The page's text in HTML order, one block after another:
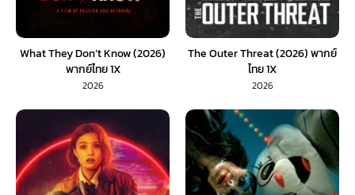
What They Don’t Know (2026)
พากย์ไทย 1X
2026
The Outer Threat (2026) พากย์
ไทย 1X
2026